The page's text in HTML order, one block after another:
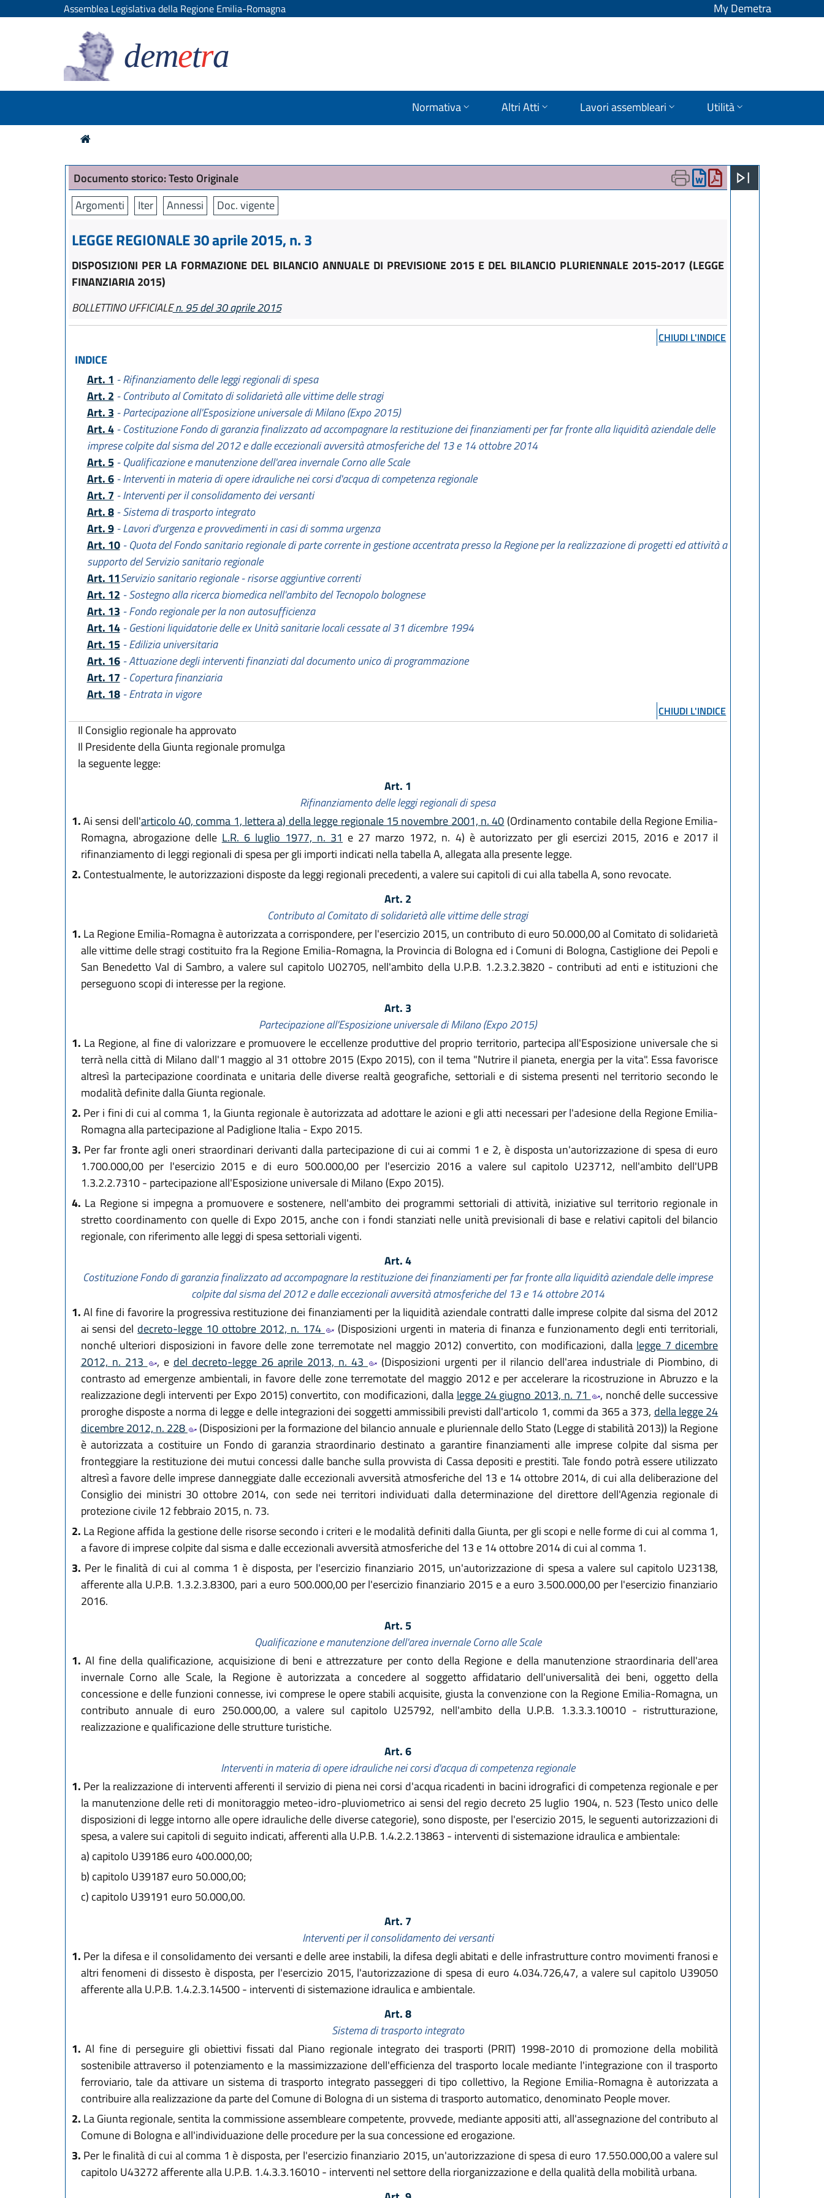
Assemblea Legislativa della Regione Emilia-Romagna My Demetra
demetra
Normativa Altri Atti Lavori assembleari Utilità
Documento storico: Testo Originale
Argomenti
Iter Annessi Doc. vigente
LEGGE REGIONALE 30 aprile 2015, n. 3
DISPOSIZIONI PER LA FORMAZIONE DEL BILANCIO ANNUALE DI PREVISIONE 2015 E DEL BILANCIO PLURIENNALE 2015-2017 (LEGGE
FINANZIARIA 2015)
BOLLETTINO UFFICIALEn. 95 del 30 aprile 2015
CHIUDI L'INDICE
INDICE
Art. 1 - Rifinanziamento delle leggi regionali di spesa
Art. 2 - Contributo al Comitato di solidarietà alle vittime delle stragi
Art. 3 - Partecipazione all'Esposizione universale di Milano (Expo 2015)
Art. 4- Costituzione Fondo di garanzia finalizzato ad accompagnare la restituzione dei finanziamenti per far fronte alla liquidità aziendale delle
imprese colpite dal sisma del 2012 e dalle eccezionali avversità atmosferiche del 13 e 14 ottobre 2014
Art. 5- Qualificazione e manutenzione dell'area invernale Corno alle Scale
Art. 6- Interventi in materia di opere idrauliche nei corsi d'acqua di competenza regionale
Art. 7 - Interventi per il consolidamento dei versanti
Art. 8- Sistema di trasporto integrato
Art. 9- Lavori d'urgenza e provvedimenti in casi di somma urgenza
Art. 10- Quota del Fondo sanitario regionale di parte corrente in gestione accentrata presso la Regione per la realizzazione di progetti ed attività a
supporto del Servizio sanitario regionale
Art. 11Servizio sanitario regionale - risorse aggiuntive correnti
Art. 12 - Sostegno alla ricerca biomedica nell'ambito del Tecnopolo bolognese
Art. 13 - Fondo regionale per la non autosufficienza
Art. 14- Gestioni liquidatorie delle ex Unità sanitarie locali cessate al 31 dicembre 1994
Art. 15- Edilizia universitaria
Art. 16- Attuazione degli interventi finanziati dal documento unico di programmazione
Art. 17 - Copertura finanziaria
Art. 18- Entrata in vigore
CHIUDI L'INDICE
Il Consiglio regionale ha approvato
Il Presidente della Giunta regionale promulga
la seguente legge:
Art. 1
Rifinanziamento delle leggi regionali di spesa
1.Ai sensi dell'articolo 40, comma 1, lettera a) della legge regionale 15 novembre 2001, n. 40 (Ordinamento contabile della Regione Emilia-
Romagna, abrogazione delle L.R. 6 luglio 1977, n. 31 e 27 marzo 1972, n. 4) è autorizzato per gli esercizi 2015, 2016 e 2017 il
rifinanziamento di leggi regionali di spesa per gli importi indicati nella tabella A, allegata alla presente legge.
2. Contestualmente, le autorizzazioni disposte da leggi regionali precedenti, a valere sui capitoli di cui alla tabella A, sono revocate.
Art. 2
Contributo al Comitato di solidarietà alle vittime delle stragi
1. La Regione Emilia-Romagna è autorizzata a corrispondere, per l'esercizio 2015, un contributo di euro 50.000,00 al Comitato di solidarietà
alle vittime delle stragi costituito fra la Regione Emilia-Romagna, la Provincia di Bologna ed i Comuni di Bologna, Castiglione dei Pepoli e
San Benedetto Val di Sambro, a valere sul capitolo U02705, nell'ambito della U.P.B. 1.2.3.2.3820 - contributi ad enti e istituzioni che
perseguono scopi di interesse per la regione.
Art. 3
Partecipazione all'Esposizione universale di Milano (Expo 2015)
1. La Regione, al fine di valorizzare e promuovere le eccellenze produttive del proprio territorio, partecipa all'Esposizione universale che si
terrà nella città di Milano dall'1 maggio al 31 ottobre 2015 (Expo 2015), con il tema "Nutrire il pianeta, energia per la vita". Essa favorisce
altresì la partecipazione coordinata e unitaria delle diverse realtà geografiche, settoriali e di sistema presenti nel territorio secondo le
modalità definite dalla Giunta regionale.
2. Per i fini di cui al comma 1, la Giunta regionale è autorizzata ad adottare le azioni e gli atti necessari per l'adesione della Regione Emilia-
Romagna alla partecipazione al Padiglione Italia - Expo 2015.
3. Per far fronte agli oneri straordinari derivanti dalla partecipazione di cui ai commi 1 e 2, è disposta un'autorizzazione di spesa di euro
1.700.000,00 per l'esercizio 2015 e di euro 500.000,00 per l'esercizio 2016 a valere sul capitolo U23712, nell'ambito dell'UPB
1.3.2.2.7310 - partecipazione all'Esposizione universale di Milano (Expo 2015).
4. La Regione si impegna a promuovere e sostenere, nell'ambito dei programmi settoriali di attività, iniziative sul territorio regionale in
stretto coordinamento con quelle di Expo 2015, anche con i fondi stanziati nelle unità previsionali di base e relativi capitoli del bilancio
regionale, con riferimento alle leggi di spesa settoriali vigenti.
Art. 4
Costituzione Fondo di garanzia finalizzato ad accompagnare la restituzione dei finanziamenti per far fronte alla liquidità aziendale delle imprese
colpite dal sisma del 2012 e dalle eccezionali avversità atmosferiche del 13 e 14 ottobre 2014
1.Al fine di favorire la progressiva restituzione dei finanziamenti per la liquidità aziendale contratti dalle imprese colpite dal sisma del 2012
ai sensi del decreto-legge 10 ottobre 2012, n. 174
(Disposizioni urgenti in materia di finanza e funzionamento degli enti territoriali,
nonché ulteriori disposizioni in favore delle zone terremotate nel maggio 2012) convertito, con modificazioni, dalla legge 7 dicembre
2012, n. 213
, e del decreto-legge 26 aprile 2013, n. 43
(Disposizioni urgenti per il rilancio dell'area industriale di Piombino, di
contrasto ad emergenze ambientali, in favore delle zone terremotate del maggio 2012 e per accelerare la ricostruzione in Abruzzo e la
realizzazione degli interventi per Expo 2015) convertito, con modificazioni, dalla legge 24 giugno 2013, n. 71
, nonché delle successive
proroghe disposte a norma di legge e delle integrazioni dei soggetti ammissibili previsti dall'articolo 1, commi da 365 a 373, della legge 24
dicembre 2012, n. 228
(Disposizioni per la formazione del bilancio annuale e pluriennale dello Stato (Legge di stabilità 2013)) la Regione
è autorizzata a costituire un Fondo di garanzia straordinario destinato a garantire finanziamenti alle imprese colpite dal sisma per
fronteggiare la restituzione dei mutui concessi dalle banche sulla provvista di Cassa depositi e prestiti. Tale fondo potrà essere utilizzato
altresì a favore delle imprese danneggiate dalle eccezionali avversità atmosferiche del 13 e 14 ottobre 2014, di cui alla deliberazione del
Consiglio dei ministri 30 ottobre 2014, con sede nei territori individuati dalla determinazione del direttore dell'Agenzia regionale di
protezione civile 12 febbraio 2015, n. 73.
2. La Regione affida la gestione delle risorse secondo i criteri e le modalità definiti dalla Giunta, per gli scopi e nelle forme di cui al comma 1,
a favore di imprese colpite dal sisma e dalle eccezionali avversità atmosferiche del 13 e 14 ottobre 2014 di cui al comma 1.
3. Per le finalità di cui al comma 1 è disposta, per l'esercizio finanziario 2015, un'autorizzazione di spesa a valere sul capitolo U23138,
afferente alla U.P.B. 1.3.2.3.8300, pari a euro 500.000,00 per l'esercizio finanziario 2015 e a euro 3.500.000,00 per l'esercizio finanziario
2016.
Art. 5
Qualificazione e manutenzione dell'area invernale Corno alle Scale
1. Al fine della qualificazione, acquisizione di beni e attrezzature per conto della Regione e della manutenzione straordinaria dell'area
invernale Corno alle Scale, la Regione è autorizzata a concedere al soggetto affidatario dell'universalità dei beni, oggetto della
concessione e delle funzioni connesse, ivi comprese le opere stabili acquisite, giusta la convenzione con la Regione Emilia-Romagna, un
contributo annuale di euro 250.000,00, a valere sul capitolo U25792, nell'ambito della U.P.B. 1.3.3.3.10010 - ristrutturazione,
realizzazione e qualificazione delle strutture turistiche.
Art. 6
Interventi in materia di opere idrauliche nei corsi d'acqua di competenza regionale
1. Per la realizzazione di interventi afferenti il servizio di piena nei corsi d'acqua ricadenti in bacini idrografici di competenza regionale e per
la manutenzione delle reti di monitoraggio meteo-idro-pluviometrico ai sensi del regio decreto 25 luglio 1904, n. 523 (Testo unico delle
disposizioni di legge intorno alle opere idrauliche delle diverse categorie), sono disposte, per l'esercizio 2015, le seguenti autorizzazioni di
spesa, a valere sui capitoli di seguito indicati, afferenti alla U.P.B. 1.4.2.2.13863 - interventi di sistemazione idraulica e ambientale:
a) capitolo U39186 euro 400.000,00;
b) capitolo U39187 euro 50.000,00;
c) capitolo U39191 euro 50.000,00.
Art. 7
Interventi per il consolidamento dei versanti
1. Per la difesa e il consolidamento dei versanti e delle aree instabili, la difesa degli abitati e delle infrastrutture contro movimenti franosi e
altri fenomeni di dissesto è disposta, per l'esercizio 2015, l'autorizzazione di spesa di euro 4.034.726,47, a valere sul capitolo U39050
afferente alla U.P.B. 1.4.2.3.14500 - interventi di sistemazione idraulica e ambientale.
Art. 8
Sistema di trasporto integrato
1. Al fine di perseguire gli obiettivi fissati dal Piano regionale integrato dei trasporti (PRIT) 1998-2010 di promozione della mobilità
sostenibile attraverso il potenziamento e la massimizzazione dell'efficienza del trasporto locale mediante l'integrazione con il trasporto
ferroviario, tale da attivare un sistema di trasporto integrato passeggeri di tipo collettivo, la Regione Emilia-Romagna è autorizzata a
contribuire alla realizzazione da parte del Comune di Bologna di un sistema di trasporto automatico, denominato People mover.
2. La Giunta regionale, sentita la commissione assembleare competente, provvede, mediante appositi atti, all'assegnazione del contributo al
Comune di Bologna e all'individuazione delle procedure per la sua concessione ed erogazione.
3. Per le finalità di cui al comma 1 è disposta, per l'esercizio finanziario 2015, un'autorizzazione di spesa di euro 17.550.000,00 a valere sul
capitolo U43272 afferente alla U.P.B. 1.4.3.3.16010 - interventi nel settore della riorganizzazione e della qualità della mobilità urbana.